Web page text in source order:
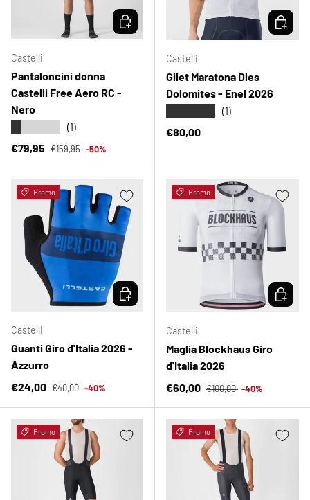
Castelli
Pantaloncini donna
Castelli Free Aero RC -
Nero
(1)
Prezzo di vendita
€79,95 Prezzo normale
€159,95 -50%
SCEGLI OPZIONI
Castelli
Gilet Maratona Dles
Dolomites - Enel 2026
(1)
Prezzo normale
€80,00
SCEGLI
Promo
Castelli
Guanti Giro d'Italia 2026 -
Azzurro
Prezzo di vendita
€24,00 Prezzo normale
€40,00 -40%
SCEGLI OPZIONI
Promo
Castelli
Maglia Blockhaus Giro
d'Italia 2026
Prezzo di vendita
€60,00 Prezzo normale
€100,00 -40%
SCEGLI
Promo Promo